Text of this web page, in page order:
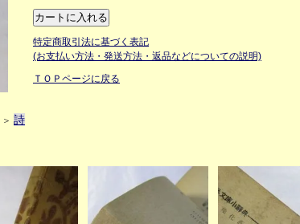
特定商取引法に基づく表記
(お支払い方法・発送方法・返品などについての説明)
ＴＯＰページに戻る
＞ 詩